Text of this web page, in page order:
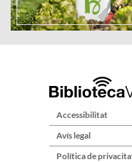
Accessibilitat
Avís legal
Política de